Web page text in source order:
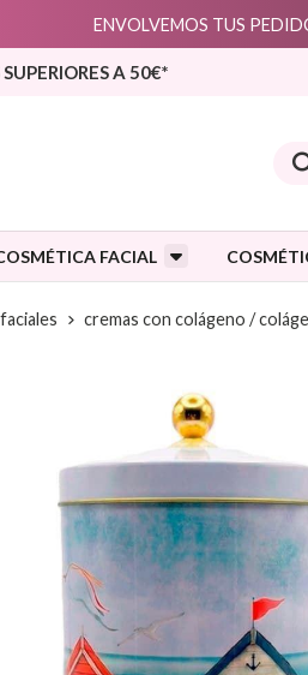
ENVOLVEMOS TUS
A 50€*
FACIAL
cremas con colágeno /